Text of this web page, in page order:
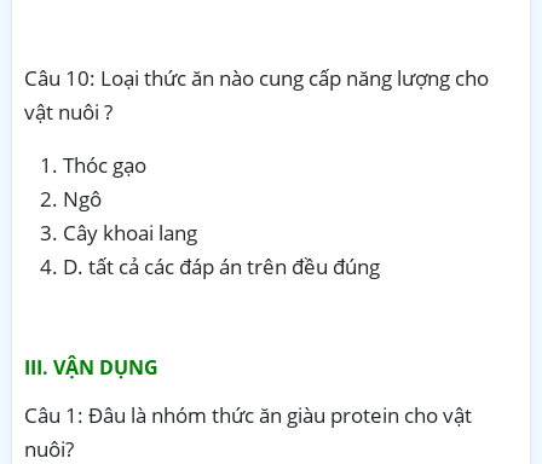
Câu 10: Loại thức ăn nào cung cấp năng lượng cho
vật nuôi ?
Thóc gạo
Ngô
Cây khoai lang
D. tất cả các đáp án trên đều đúng
III. VẬN DỤNG
Câu 1: Đâu là nhóm thức ăn giàu protein cho vật
nuôi?